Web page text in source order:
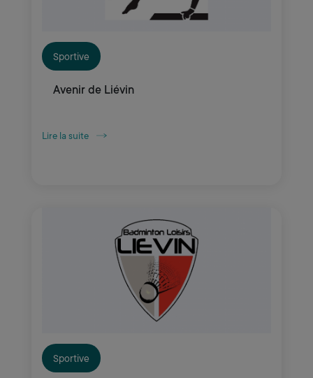
Sportive
Avenir de Liévin
Lire la suite
Sportive